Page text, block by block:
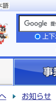
上
事
お知らせ